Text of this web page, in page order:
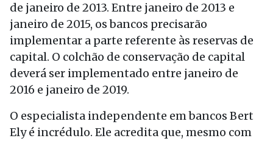
de janeiro de 2013. Entre janeiro de 2013 e
janeiro de 2015, os bancos precisarão
implementar a parte referente às reservas de
capital. O colchão de conservação de capital
deverá ser implementado entre janeiro de
2016 e janeiro de 2019.
O especialista independente em bancos Bert
Ely é incrédulo. Ele acredita que, mesmo com